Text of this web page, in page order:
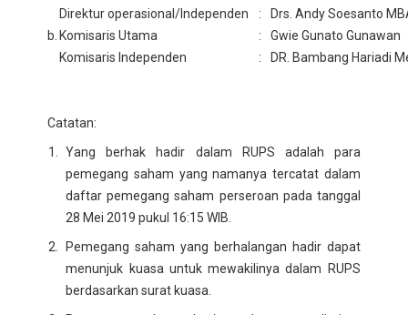
Direktur operasional/Independen
:
Drs. Andy Soesanto
b. Komisaris Utama :
Gwie Gunato Gunawan
Komisaris Independen
: DR. Bambang Hariadi
Catatan:
Yang berhak hadir dalam RUPS adalah para
pemegang saham yang namanya tercatat dalam
daftar pemegang saham perseroan pada tanggal
28 Mei 2019 pukul 16:15 WIB.
Pemegang saham yang berhalangan hadir dapat
menunjuk kuasa untuk mewakilinya dalam RUPS
berdasarkan surat kuasa.